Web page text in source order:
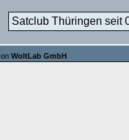
Satclub Thüringen seit
WoltLab GmbH